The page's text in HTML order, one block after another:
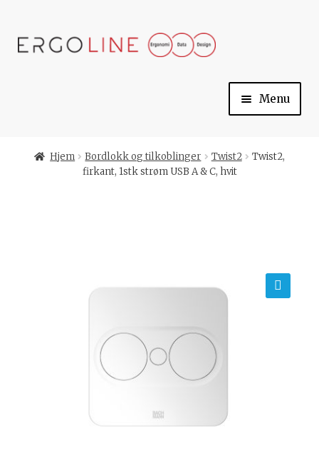
Skip
Skip
Menu
Hjem Bordlokk og tilkoblinger Twist2
Twist2,
firkant, 1stk strøm USB A & C, hvit